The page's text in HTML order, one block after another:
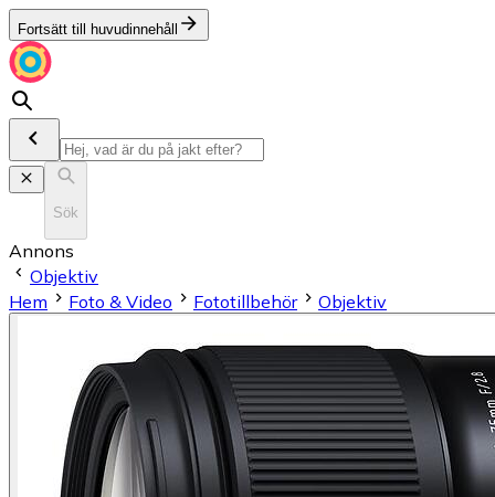
Fortsätt till huvudinnehåll
Sök
Annons
Objektiv
Hem
Foto & Video Fototillbehör Objektiv